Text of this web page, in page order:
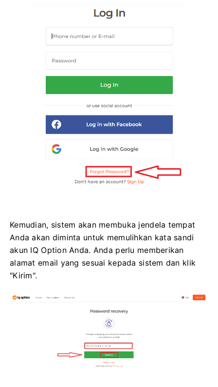
Kemudian, sistem akan membuka jendela tempat
Anda akan diminta untuk memulihkan kata sandi
akun IQ Option Anda. Anda perlu memberikan
alamat email yang sesuai kepada sistem dan klik
"Kirim".